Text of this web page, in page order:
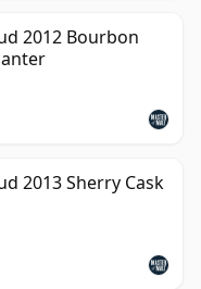
2012 Bourbon
2013 Sherry Cask